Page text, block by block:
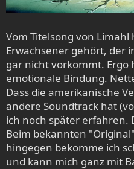
Vom Titelsong von Limahl
Erwachsener gehört, der
gar nicht vorkommt. Ergo
emotionale Bindung.
Dass die amerikanische
andere Soundtrack hat
ich noch später erfahren.
Beim bekannten
hingegen bekomme ich
und kann mich ganz mit